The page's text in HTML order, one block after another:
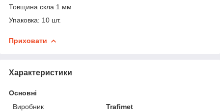
Товщина скла 1 мм
Упаковка: 10 шт.
Приховати
Характеристики
Основні
Виробник
Trafimet